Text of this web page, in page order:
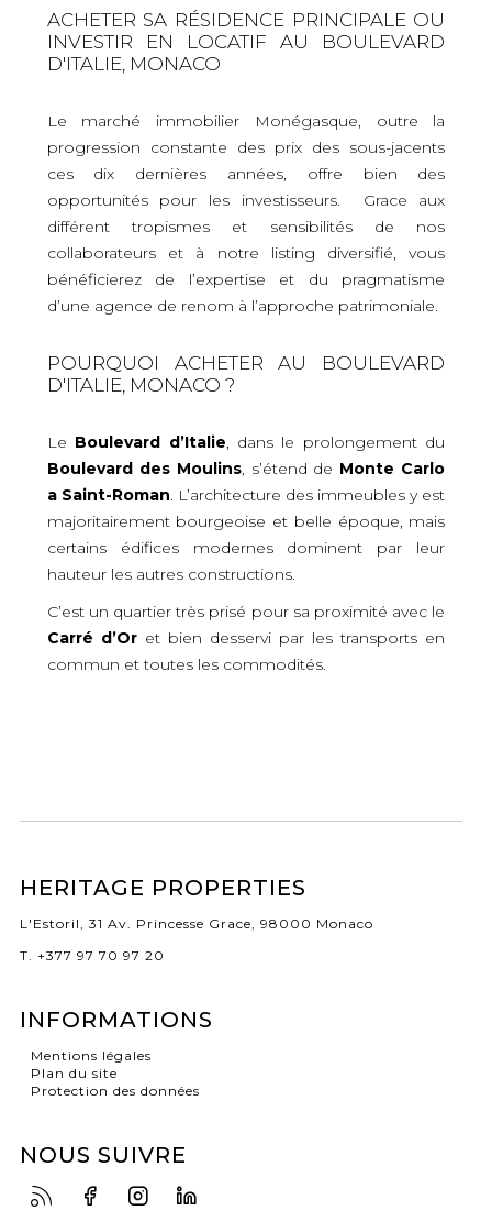
ACHETER SA RÉSIDENCE PRINCIPALE OU
INVESTIR EN LOCATIF AU BOULEVARD
D'ITALIE, MONACO
Le marché immobilier Monégasque, outre la
progression constante des prix des sous-jacents
ces dix dernières années, offre bien des
opportunités pour les investisseurs. Grace aux
différent tropismes et sensibilités de nos
collaborateurs et à notre listing diversifié, vous
bénéficierez de l’expertise et du pragmatisme
d’une agence de renom à l’approche patrimoniale.
POURQUOI ACHETER AU BOULEVARD
D'ITALIE, MONACO ?
Le Boulevard d’Italie , dans le prolongement du
Boulevard des Moulins, s’étend de Monte Carlo
a Saint-Roman . L’architecture des immeubles y est
majoritairement bourgeoise et belle époque, mais
certains édifices modernes dominent par leur
hauteur les autres constructions.
C’est un quartier très prisé pour sa proximité avec le
Carré d’Oret bien desservi par les transports en
commun et toutes les commodités.
HERITAGE PROPERTIES
L'Estoril, 31 Av. Princesse Grace, 98000 Monaco
T. +377 97 70 97 20
INFORMATIONS
Mentions légales
Plan du site
Protection des données
NOUS SUIVRE